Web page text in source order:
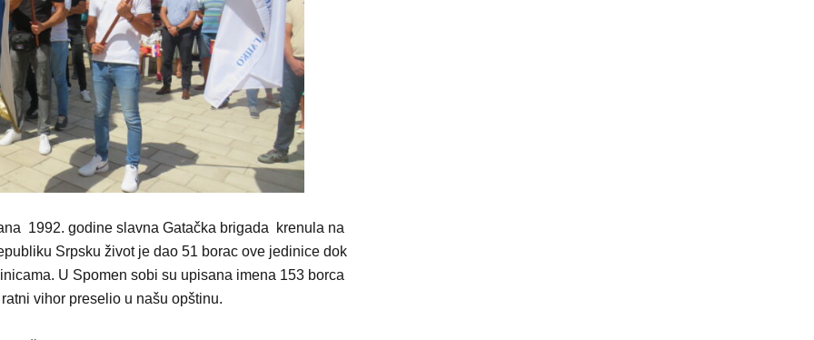
1992. godine slavna Gatačka brigada krenula na
Srpsku život je dao 51 borac ove jedinice dok
U Spomen sobi su upisana imena 153 borca
vihor preselio u našu opštinu.